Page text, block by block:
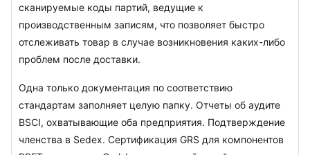
сканируемые коды партий, ведущие к
производственным записям, что позволяет быстро
отслеживать товар в случае возникновения каких-либо
проблем после доставки.
Одна только документация по соответствию
стандартам заполняет целую папку. Отчеты об аудите
BSCI, охватывающие оба предприятия. Подтверждение
членства в Sedex. Сертификация GRS для компонентов